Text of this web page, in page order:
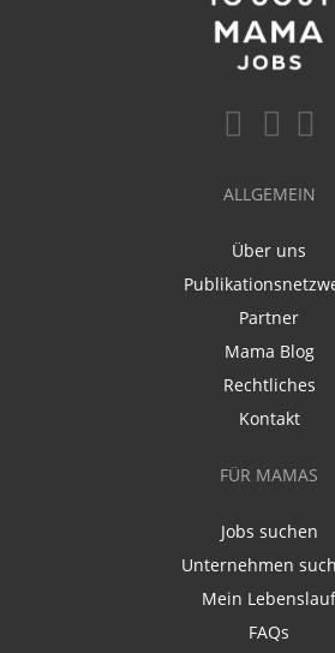
ALLGEMEIN
Über uns
Partner
Mama Blog
Rechtliches
Kontakt
FÜR MAMAS
Jobs suchen
Unternehmen
Mein Lebenslauf
FAQs